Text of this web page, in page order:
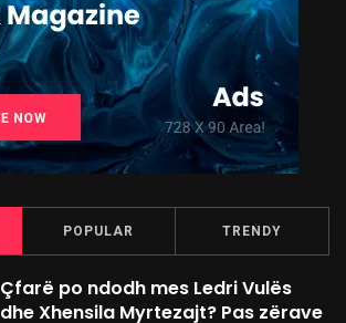
POPULAR TRENDY
Çfarë po ndodh mes Ledri Vulës
dhe Xhensila Myrtezajt? Pas zërave